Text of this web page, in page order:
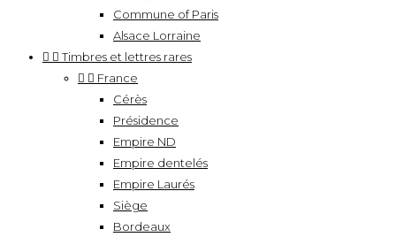
Commune of Paris
Alsace Lorraine
  Timbres et lettres rares
  France
Cérès
Présidence
Empire ND
Empire dentelés
Empire Laurés
Siège
Bordeaux